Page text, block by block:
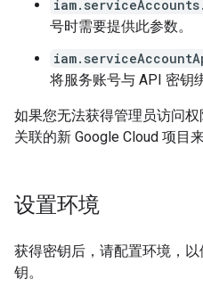
号时需要提供此参数。
将服务账号与 API 密钥
如果您无法获得管理员访问
关联的新 Google Cloud 项目
设置环境
获得密钥后，请配置环境，
钥。